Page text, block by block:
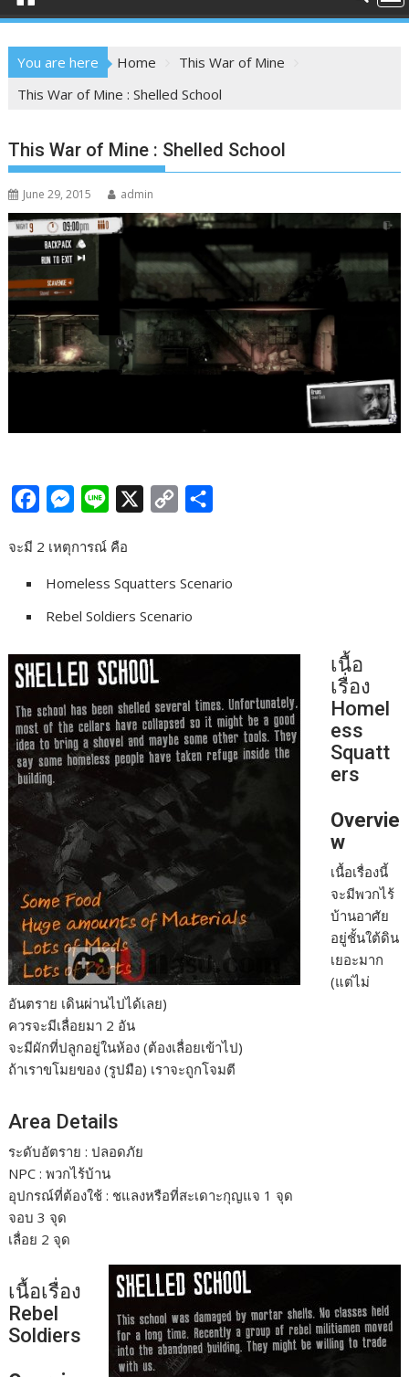
You are here Home
This War of Mine
This War of Mine : Shelled School
This War of Mine : Shelled School
June 29, 2015 admin
c
e
b
o
k
M
s
s
e
g
e
r
n
e
y
L
r
จะมี 2 เหตุการณ์ คือ
Homeless Squatters Scenario
Rebel Soldiers Scenario
เนื้อ
เรื่อง
Homel
ess
Squatt
ers
Overvie
w
เนื้อเรื่องนี้
จะมีพวกไร้
บ้านอาศัย
อยู่ชั้นใต้ดิน
เยอะมาก
(แต่ไม่
อันตราย เดินผ่านไปได้เลย)
ควรจะมีเลื่อยมา 2 อัน
จะมีผักที่ปลูกอยู่ในห้อง (ต้องเลื่อยเข้าไป)
ถ้าเราขโมยของ (รูปมือ) เราจะถูกโจมตี
Area Details
ระดับอัตราย : ปลอดภัย
NPC : พวกไร้บ้าน
อุปกรณ์ที่ต้องใช้ : ชแลงหรือที่สะเดาะกุญแจ 1 จุด
จอบ 3 จุด
เลื่อย 2 จุด
เนื้อเรื่อง
Rebel
Soldiers